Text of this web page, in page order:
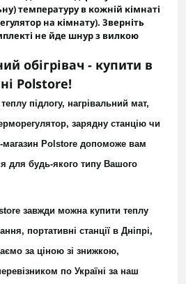
температуру в кожній кімнаті
на кімнату). Зверніть
не йде шнур з вилкою
обігрівач - купити в
Polstore!
підлогу, нагрівальний мат,
, зарядну станцію чи
магазин Polstore допоможе вам
для будь-якого типу Вашого
завжди можна купити теплу
портативні станції в Дніпрі,
за ціною зі знижкою,
по Україні за наш